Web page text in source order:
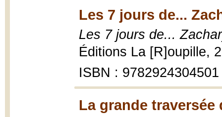
Les 7 jours de...
Les 7 jours de...
Éditions La [R]oupille,
ISBN : 9782924304501
La grande traversée